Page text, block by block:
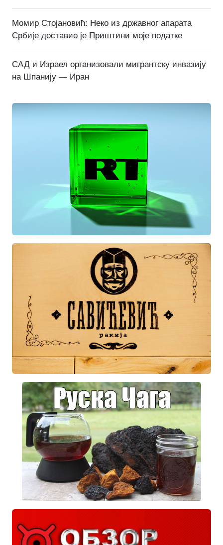
Момир Стојановић: Неко из државног апарата
Србије доставио је Приштини моје податке
САД и Израел организовали мигрантску инвазију
на Шпанију — Иран